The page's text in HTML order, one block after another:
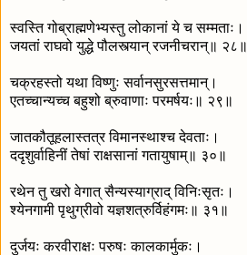
स्वस्ति गोब्राह्मणेभ्यस्तु लोकानां ये च सम्मताः।
जयतां राघवो युद्धे पौलस्त्यान् रजनीचरान्॥ २८॥
चक्रहस्तो यथा विष्णुः सर्वानसुरसत्तमान्।
एतच्चान्यच्च बहुशो ब्रुवाणाः परमर्षयः॥ २९॥
जातकौतूहलास्तत्र विमानस्थाश्च देवताः।
ददृशुर्वाहिनीं तेषां राक्षसानां गतायुषाम्॥ ३०॥
रथेन तु खरो वेगात् सैन्यस्याग्राद् विनिःसृतः।
श्येनगामी पृथुग्रीवो यज्ञशत्रुर्विहंगमः॥ ३१॥
दुर्जयः करवीराक्षः परुषः कालकार्मुकः।